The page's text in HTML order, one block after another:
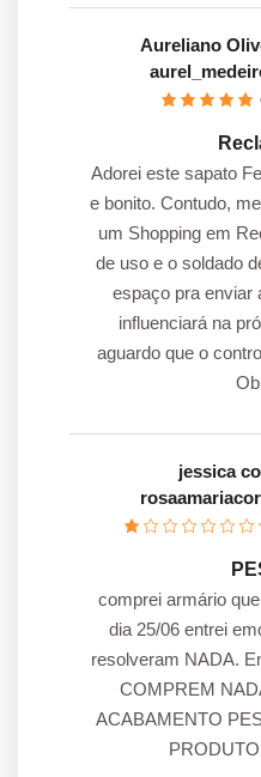
Aureliano
Adorei este sapato
e bonito. Contudo,
um Shopping em
de uso e o soldado
espaço pra enviar
influenciará na
aguardo que o
jessica
comprei armário
dia 25/06 entrei
resolveram NADA.
COMPREM
ACABAMENTO